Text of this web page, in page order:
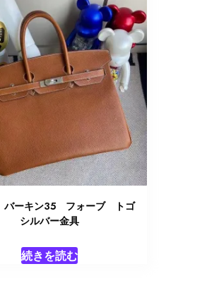
バーキン35 フォーブ トゴ
シルバー金具
続きを読む